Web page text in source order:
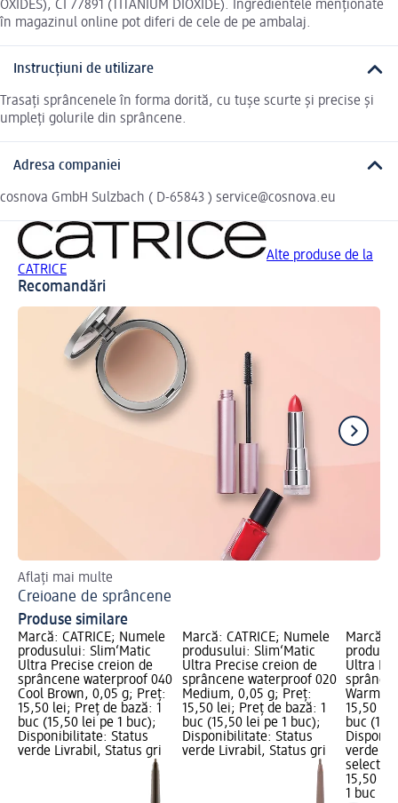
OXIDES), CI 77891 (TITANIUM DIOXIDE). Ingredientele menționate
în magazinul online pot diferi de cele de pe ambalaj.
Instrucțiuni de utilizare
Trasați sprâncenele în forma dorită, cu tușe scurte și precise și
umpleți golurile din sprâncene.
Adresa companiei
cosnova GmbH Sulzbach ( D-65843 ) service@cosnova.eu
Alte produse de la
CATRICE
Recomandări
Aflați mai multe
Creioane de sprâncene
Produse similare
Marcă: CATRICE; Numele
produsului: Slim‘Matic
Ultra Precise creion de
sprâncene waterproof 040
Cool Brown, 0,05 g; Preț:
15,50 lei; Preț de bază: 1
buc (15,50 lei pe 1 buc);
Disponibilitate: Status
verde Livrabil, Status gri
Marcă: CATRICE; Numele
produsului: Slim‘Matic
Ultra Precise creion de
sprâncene waterproof 020
Medium, 0,05 g; Preț:
15,50 lei; Preț de bază: 1
buc (15,50 lei pe 1 buc);
Disponibilitate: Status
verde Livrabil, Status gri
Marcă:
Ultra
Warm
15,50
buc
verde
15,50 lei
1 buc